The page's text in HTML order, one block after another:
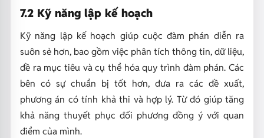
7.2 Kỹ năng lập kế hoạch
Kỹ năng lập kế hoạch giúp cuộc đàm phán diễn ra
suôn sẻ hơn, bao gồm việc phân tích thông tin, dữ liệu,
đề ra mục tiêu và cụ thể hóa quy trình đàm phán. Các
bên có sự chuẩn bị tốt hơn, đưa ra các đề xuất,
phương án có tính khả thi và hợp lý. Từ đó giúp tăng
khả năng thuyết phục đối phương đồng ý với quan
điểm của mình.